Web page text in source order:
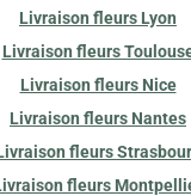
Livraison fleurs Lyon
Livraison fleurs
Livraison fleurs Nice
Livraison fleurs Nantes
fleurs
fleurs